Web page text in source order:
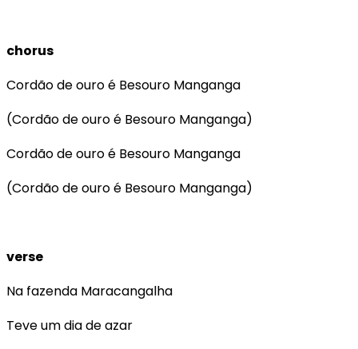
chorus
Cordão de ouro é Besouro Manganga
(Cordão de ouro é Besouro Manganga)
Cordão de ouro é Besouro Manganga
(Cordão de ouro é Besouro Manganga)
verse
Na fazenda Maracangalha
Teve um dia de azar